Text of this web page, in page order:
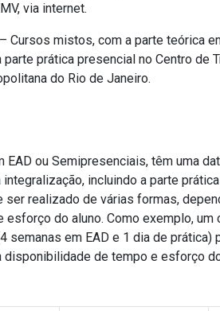
via internet.
Cursos mistos, com a parte teórica
prática presencial no Centro de
do Rio de Janeiro.
ou Semipresenciais, têm uma
incluindo a parte
ser realizado de várias formas,
do aluno. Como exemplo, um
semanas em EAD e 1 dia de
de tempo e esforço